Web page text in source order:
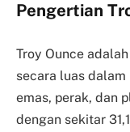
Pengertian
Troy Ounce
secara luas
emas, perak, dan
dengan sekitar